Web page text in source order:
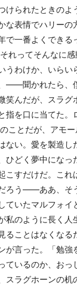
けられたときのよ
な表情でハリーの
で一番よくでき
ってそんなに感
うわけか、いらい
――聞かれたら、
笑んだが、スラグ
指を口に当てた。
とだが、アモー
ない。愛を製造し
ひどく夢中になっ
こすだけだ。これ
ろう――ああ、そ
ていたマルフォイ
私のように長く人
ることはなくな
が言った。「勉
ているのか、おっ
スラグホーンの机